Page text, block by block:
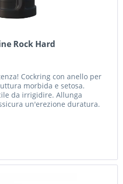
Rock Hard
Cockring con anello per
morbida e setosa.
da irrigidire. Allunga
un'erezione duratura.